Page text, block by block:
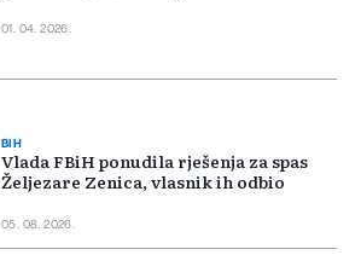
01. 04. 2026.
BIH
Vlada FBiH ponudila rješenja za spas
Željezare Zenica, vlasnik ih odbio
05. 08. 2026.